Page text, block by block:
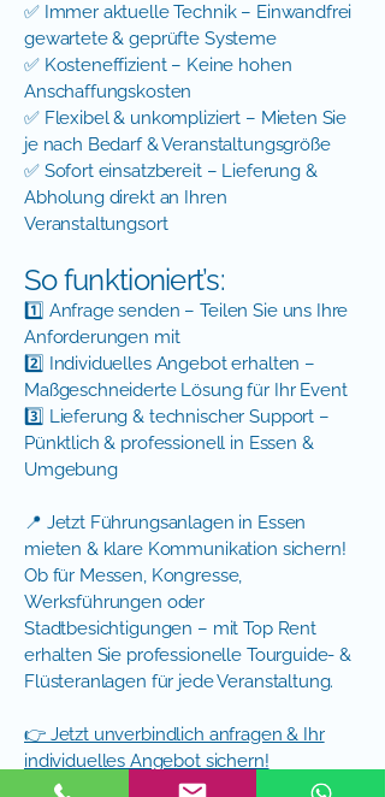
✅ Immer aktuelle Technik – Einwandfrei
gewartete & geprüfte Systeme
✅ Kosteneffizient – Keine hohen
Anschaffungskosten
✅ Flexibel & unkompliziert – Mieten Sie
je nach Bedarf & Veranstaltungsgröße
✅ Sofort einsatzbereit – Lieferung &
Abholung direkt an Ihren
Veranstaltungsort
So funktioniert’s:
1️⃣ Anfrage senden – Teilen Sie uns Ihre
Anforderungen mit
2️⃣ Individuelles Angebot erhalten –
Maßgeschneiderte Lösung für Ihr Event
3️⃣ Lieferung & technischer Support –
Pünktlich & professionell in Essen &
Umgebung
📍 Jetzt Führungsanlagen in Essen
mieten & klare Kommunikation sichern!
Ob für Messen, Kongresse,
Werksführungen oder
Stadtbesichtigungen – mit Top Rent
erhalten Sie professionelle Tourguide- &
Flüsteranlagen für jede Veranstaltung.
👉 Jetzt unverbindlich anfragen & Ihr
individuelles Angebot sichern!